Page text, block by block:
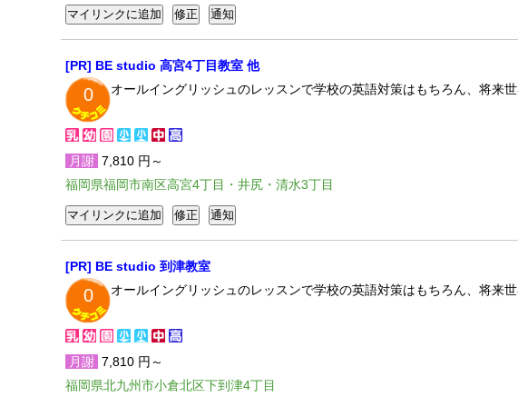
[PR] BE studio 高宮4丁目教室 他
0 オールイングリッシュのレッスンで学校の英語対策はもちろん、将来
月謝 7,810 円～
福岡県福岡市南区高宮4丁目・井尻・清水3丁目
[PR] BE studio 到津教室
0 オールイングリッシュのレッスンで学校の英語対策はもちろん、将来
月謝 7,810 円～
福岡県北九州市小倉北区下到津4丁目